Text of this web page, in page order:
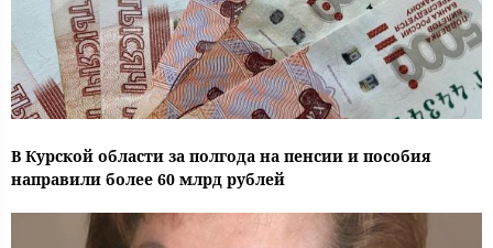
В Курской области за полгода на пенсии и пособия
направили более 60 млрд рублей